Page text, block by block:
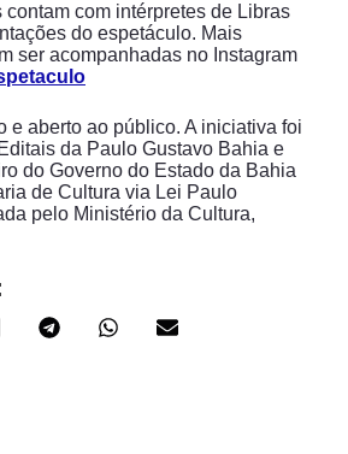
contam com intérpretes de Libras
do espetáculo. Mais
ser acompanhadas no Instagram
e aberto ao público. A iniciativa foi
da Paulo Gustavo Bahia e
do Governo do Estado da Bahia
de Cultura via Lei Paulo
pelo Ministério da Cultura,